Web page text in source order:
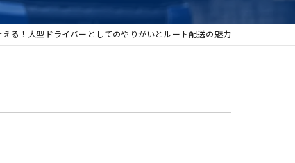
える！大型ドライバーとしてのやりがいとルート配送の魅力